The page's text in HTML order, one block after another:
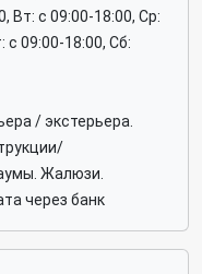
Вт: c 09:00-18:00, Ср:
c 09:00-18:00, Сб:
/ экстерьера.
Жалюзи.
через банк